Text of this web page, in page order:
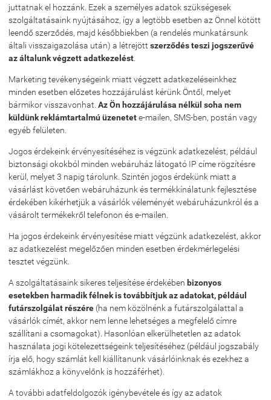
juttatnak el hozzánk. Ezek a személyes adatok szükségesek
szolgáltatásaink nyújtásához, így a legtöbb esetben az Önnel kötött
leendő szerződés, majd későbbiekben (a rendelés munkatársunk
általi visszaigazolása után) a létrejött szerződés teszi jogszerűvé
az általunk végzett adatkezelést
Marketing tevékenységeink miatt végzett adatkezeléseinkhez
minden esetben előzetes hozzájárulást kérünk Öntől, melyet
bármikor visszavonhat. Az Ön hozzájárulása nélkül soha nem
küldünk reklámtartalmú üzenetete-mailen, SMS-ben, postán vagy
egyéb felületen.
Jogos érdekeink érvényesítéséhez is végzünk adatkezelést, például
biztonsági okokból minden webáruház látogató IP címe rögzítésre
kerül, melyet 3 napig tárolunk. Szintén jogos érdekünk miatt a
vásárlást követően webáruházunk és termékkínálatunk fejlesztése
érdekében kikérhetjük a vásárlók véleményét webáruházunkról és a
vásárolt termékekről telefonon és e-mailen.
Ha jogos érdekeink érvényesítése miatt végzünk adatkezelést, akkor
az adatkezelést megelőzően minden esetben érdekmérlegelési
tesztet végzünk.
A szolgáltatásaink sikeres teljesítése érdekében bizonyos
esetekben harmadik félnek is továbbítjuk az adatokat, például
futárszolgálat részére (ha nem közölnénk a futárszolgálattal a
vásárlók címét, akkor nem lenne lehetséges a megfelelő címre
szállítani a csomagokat). Hasonlóan elkerülhetetlen az adatok
használata jogi kötelezettségeink teljesítéséhez (például jogszabály
írja elő, hogy számlát kell kiállítanunk vásárlóinknak és ezekhez a
számlákhoz a könyvelőnk is hozzáférhet).
A további adatfeldolgozók igénybevétele és így az adatok